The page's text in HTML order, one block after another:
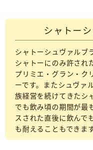
シャトー
シャトーシュヴァルブ
シャトーにのみ許され
プリミエ・グラン・ク
ーです。またシュヴァ
族経営を続けてきたシ
でも飲み頃の期間が最
スされた直後に飲んで
も耐えることもできます